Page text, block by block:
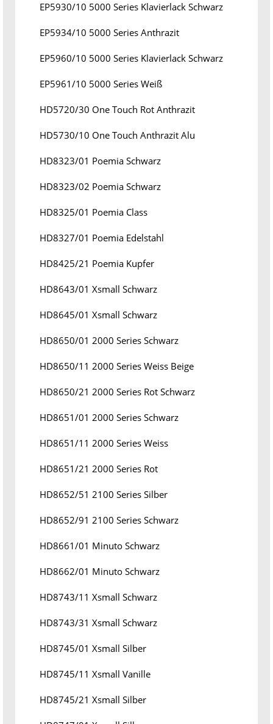
EP5930/10 5000 Series Klavierlack Schwarz
EP5934/10 5000 Series Anthrazit
EP5960/10 5000 Series Klavierlack Schwarz
EP5961/10 5000 Series Weiß
HD5720/30 One Touch Rot Anthrazit
HD5730/10 One Touch Anthrazit Alu
HD8323/01 Poemia Schwarz
HD8323/02 Poemia Schwarz
HD8325/01 Poemia Class
HD8327/01 Poemia Edelstahl
HD8425/21 Poemia Kupfer
HD8643/01 Xsmall Schwarz
HD8645/01 Xsmall Schwarz
HD8650/01 2000 Series Schwarz
HD8650/11 2000 Series Weiss Beige
HD8650/21 2000 Series Rot Schwarz
HD8651/01 2000 Series Schwarz
HD8651/11 2000 Series Weiss
HD8651/21 2000 Series Rot
HD8652/51 2100 Series Silber
HD8652/91 2100 Series Schwarz
HD8661/01 Minuto Schwarz
HD8662/01 Minuto Schwarz
HD8743/11 Xsmall Schwarz
HD8743/31 Xsmall Schwarz
HD8745/01 Xsmall Silber
HD8745/11 Xsmall Vanille
HD8745/21 Xsmall Silber